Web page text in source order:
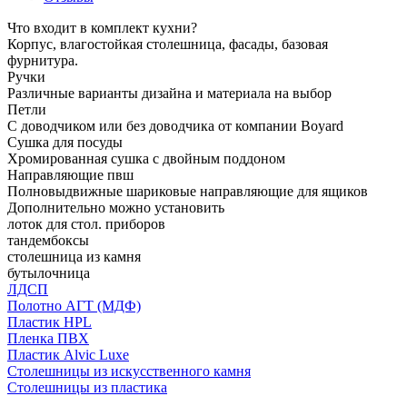
Что входит в комплект кухни?
Корпус, влагостойкая столешница, фасады, базовая
фурнитура.
Ручки
Различные варианты дизайна и материала на выбор
Петли
С доводчиком или без доводчика от компании Boyard
Сушка для посуды
Хромированная сушка с двойным поддоном
Направляющие пвш
Полновыдвижные шариковые направляющие для ящиков
Дополнительно можно установить
лоток для стол. приборов
тандембоксы
столешница из камня
бутылочница
ЛДСП
Полотно АГТ (МДФ)
Пластик HPL
Пленка ПВХ
Пластик Alvic Luxe
Столешницы из искусственного камня
Столешницы из пластика